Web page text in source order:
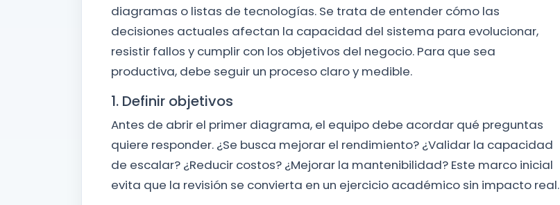
diagramas o listas de tecnologías. Se trata de entender cómo las
decisiones actuales afectan la capacidad del sistema para evolucionar,
resistir fallos y cumplir con los objetivos del negocio. Para que sea
productiva, debe seguir un proceso claro y medible.
1. Definir objetivos
Antes de abrir el primer diagrama, el equipo debe acordar qué preguntas
quiere responder. ¿Se busca mejorar el rendimiento? ¿Validar la capacidad
de escalar? ¿Reducir costos? ¿Mejorar la mantenibilidad? Este marco inicial
evita que la revisión se convierta en un ejercicio académico sin impacto real.